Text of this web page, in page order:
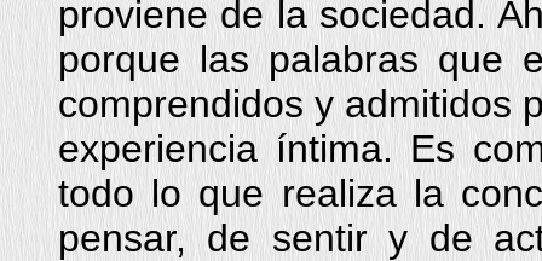
proviene de la sociedad.
porque las palabras que
comprendidos y admitidos
experiencia íntima. Es
todo lo que realiza la
pensar, de sentir y de